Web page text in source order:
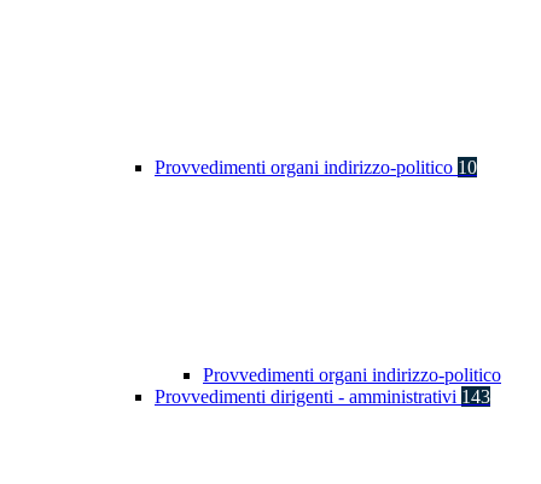
Provvedimenti organi indirizzo-politico 10
Provvedimenti organi indirizzo-politico
Provvedimenti dirigenti - amministrativi 143